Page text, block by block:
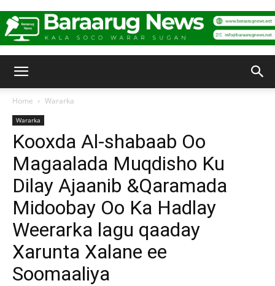
Home Wararka
Wararka
Kooxda Al-shabaab Oo
Magaalada Muqdisho Ku
Dilay Ajaanib &Qaramada
Midoobay Oo Ka Hadlay
Weerarka lagu qaaday
Xarunta Xalane ee
Soomaaliya